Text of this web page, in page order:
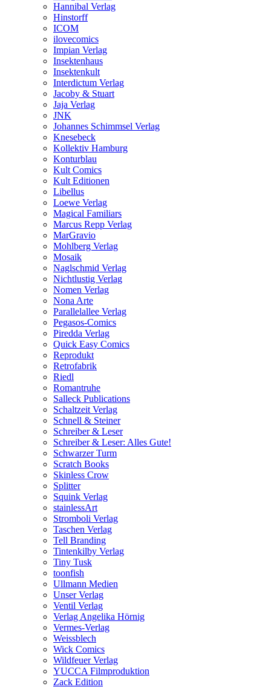
Hannibal Verlag
Hinstorff
ICOM
ilovecomics
Impian Verlag
Insektenhaus
Insektenkult
Interdictum Verlag
Jacoby & Stuart
Jaja Verlag
JNK
Johannes Schimmsel Verlag
Knesebeck
Kollektiv Hamburg
Konturblau
Kult Comics
Kult Editionen
Libellus
Loewe Verlag
Magical Familiars
Marcus Repp Verlag
MarGravio
Mohlberg Verlag
Mosaik
Naglschmid Verlag
Nichtlustig Verlag
Nomen Verlag
Nona Arte
Parallelallee Verlag
Pegasos-Comics
Piredda Verlag
Quick Easy Comics
Reprodukt
Retrofabrik
Riedl
Romantruhe
Salleck Publications
Schaltzeit Verlag
Schnell & Steiner
Schreiber & Leser
Schreiber & Leser: Alles Gute!
Schwarzer Turm
Scratch Books
Skinless Crow
Splitter
Squink Verlag
stainlessArt
Stromboli Verlag
Taschen Verlag
Tell Branding
Tintenkilby Verlag
Tiny Tusk
toonfish
Ullmann Medien
Unser Verlag
Ventil Verlag
Verlag Angelika Hörnig
Vermes-Verlag
Weissblech
Wick Comics
Wildfeuer Verlag
YUCCA Filmproduktion
Zack Edition